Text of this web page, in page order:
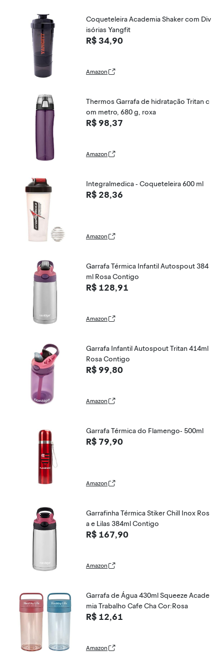
Coqueteleira Academia Shaker com Div
isórias Yangfit
R$ 34,90
Amazon
Thermos Garrafa de hidratação Tritan c
om metro, 680 g, roxa
R$ 98,37
Amazon
Integralmedica - Coqueteleira 600 ml
R$ 28,36
Amazon
Garrafa Térmica Infantil Autospout 384
ml Rosa Contigo
R$ 128,91
Amazon
Garrafa Infantil Autospout Tritan 414ml
Rosa Contigo
R$ 99,80
Amazon
Garrafa Térmica do Flamengo- 500ml
R$ 79,90
Amazon
Garrafinha Térmica Stiker Chill Inox Ros
a e Lilas 384ml Contigo
R$ 167,90
Amazon
Garrafa de Água 430ml Squeeze Acade
mia Trabalho Cafe Cha Cor:Rosa
R$ 12,61
Amazon